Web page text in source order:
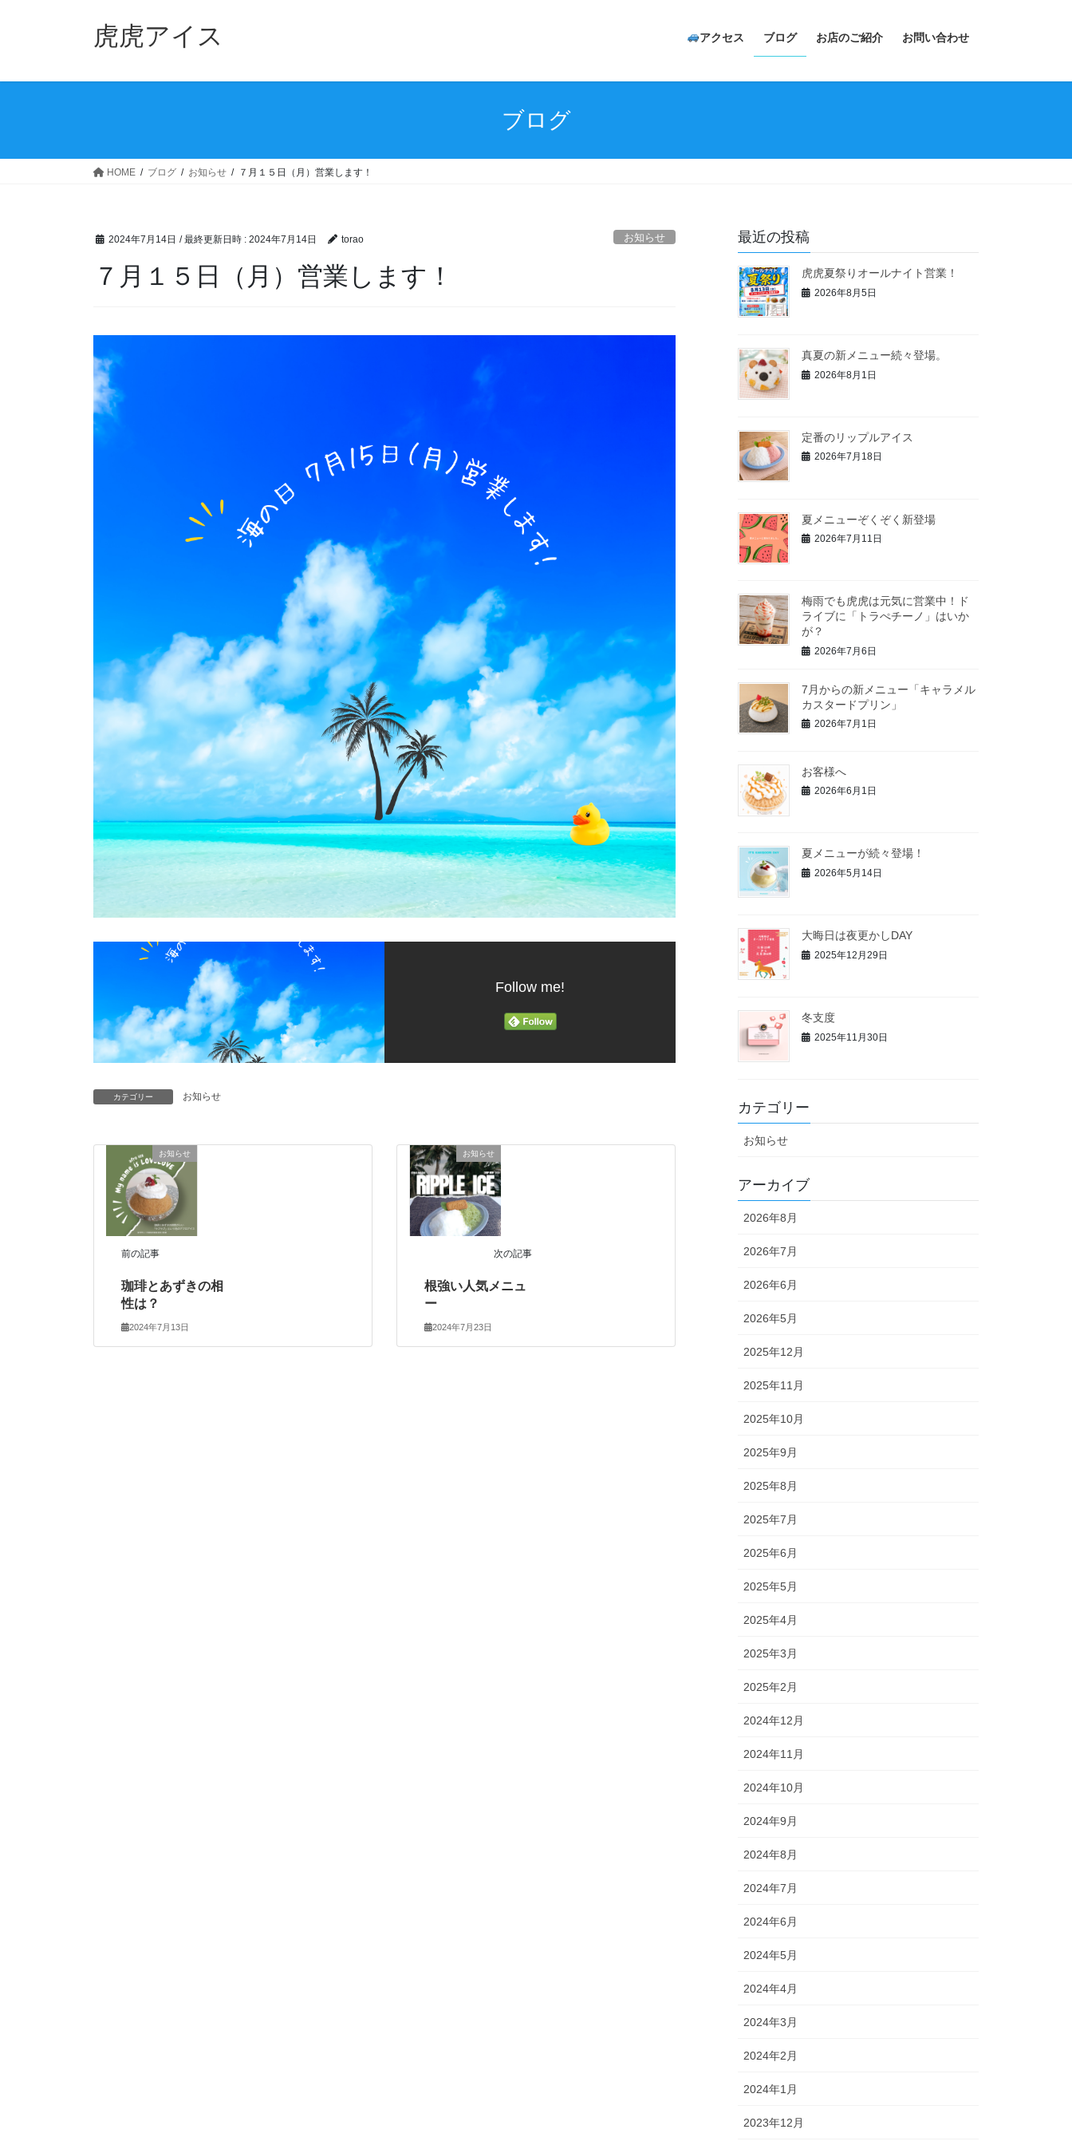
ツ
ッ
シ
移
虎虎アイス アクセス ブログ お店のご紹介 お問い合わせ
ブログ
HOME ブログ お知らせ ７月１５日（月）営業します！
2024年7月14日 / 最終更新日時 : 2024年7月14日 torao お知らせ
７月１５日（月）営業します！
Follow me!
カテゴリー お知らせ
お知らせ
前の記事
珈琲とあずきの相
性は？
2024年7月13日
お知らせ
次の記事
根強い人気メニュ
ー
2024年7月23日
最近の投稿
虎虎夏祭りオールナイト営業！
2026年8月5日
真夏の新メニュー続々登場。
2026年8月1日
定番のリップルアイス
2026年7月18日
夏メニューぞくぞく新登場
2026年7月11日
梅雨でも虎虎は元気に営業中！ド
ライブに「トラぺチーノ」はいか
が？
2026年7月6日
7月からの新メニュー「キャラメル
カスタードプリン」
2026年7月1日
お客様へ
2026年6月1日
夏メニューが続々登場！
2026年5月14日
大晦日は夜更かしDAY
2025年12月29日
冬支度
2025年11月30日
カテゴリー
お知らせ
アーカイブ
2026年8月
2026年7月
2026年6月
2026年5月
2025年12月
2025年11月
2025年10月
2025年9月
2025年8月
2025年7月
2025年6月
2025年5月
2025年4月
2025年3月
2025年2月
2024年12月
2024年11月
2024年10月
2024年9月
2024年8月
2024年7月
2024年6月
2024年5月
2024年4月
2024年3月
2024年2月
2024年1月
2023年12月